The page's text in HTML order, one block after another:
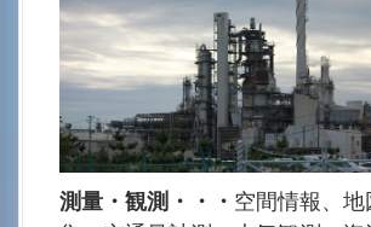
測量・観測・・・ 空間情報、地